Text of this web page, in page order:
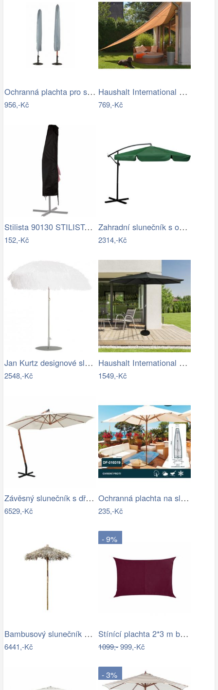
Ochranná plachta pro slunečníky - GD
956,-Kč
Haushalt International Stínící…
769,-Kč
Stilista 90130 STILISTA Obal na 350 cm…
152,-Kč
Zahradní slunečník s obalem PL-881,…
2314,-Kč
Jan Kurtz designové slunečníky Hawaii
2548,-Kč
Haushalt International Kovový slunečník…
1549,-Kč
Závěsný slunečník s dřevěnou tyčí Ø 350…
6529,-Kč
Ochranná plachta na slunečník 200-300 cm
235,-Kč
Bambusový slunečník se střechou z listů…
6441,-Kč
- 9%
Stínící plachta 2*3 m bordó
1099,-999,-Kč
- 3%